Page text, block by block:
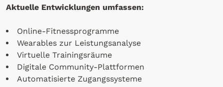
Aktuelle Entwicklungen umfassen:
Online-Fitnessprogramme
Wearables zur Leistungsanalyse
Virtuelle Trainingsräume
Digitale Community-Plattformen
Automatisierte Zugangssysteme